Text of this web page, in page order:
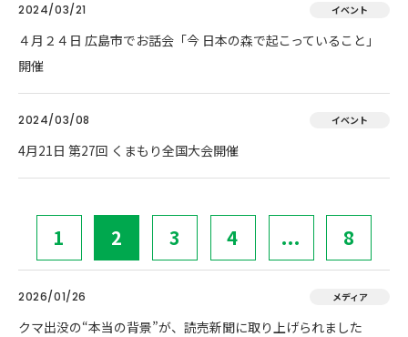
2024/03/21 イベント
４月２４日 広島市でお話会「今 日本の森で起こっていること」
開催
2024/03/08 イベント
4月21日 第27回 くまもり全国大会開催
1 2 3 4 ... 8
2026/01/26 メディア
クマ出没の“本当の背景”が、読売新聞に取り上げられました